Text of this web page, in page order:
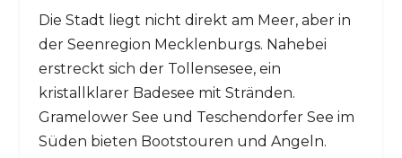
Die Stadt liegt nicht direkt am Meer, aber in
der Seenregion Mecklenburgs. Nahebei
erstreckt sich der Tollensesee, ein
kristallklarer Badesee mit Stränden.
Gramelower See und Teschendorfer See im
Süden bieten Bootstouren und Angeln.